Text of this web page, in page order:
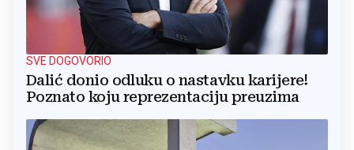
SVE DOGOVORIO
Dalić donio odluku o nastavku karijere!
Poznato koju reprezentaciju preuzima